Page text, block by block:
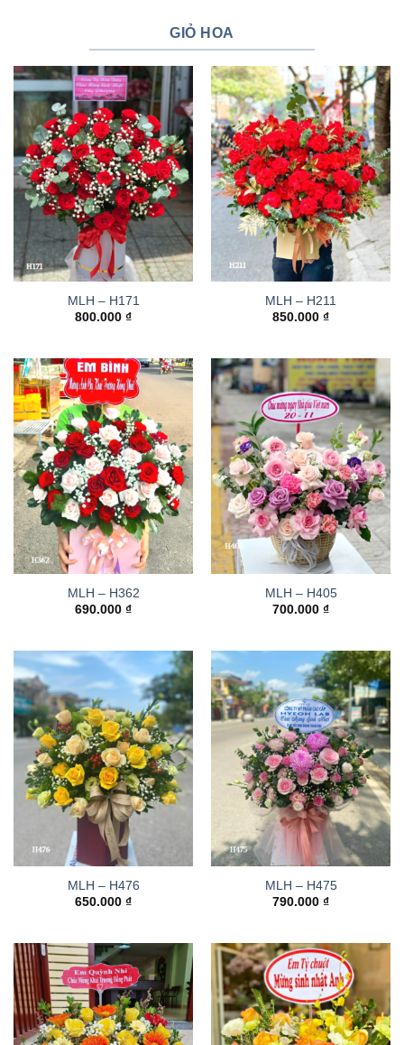
GIỎ HOA
MLH – H171
800.000 ₫
MLH – H211
850.000 ₫
MLH – H362
690.000 ₫
MLH – H405
700.000 ₫
MLH – H476
650.000 ₫
MLH – H475
790.000 ₫